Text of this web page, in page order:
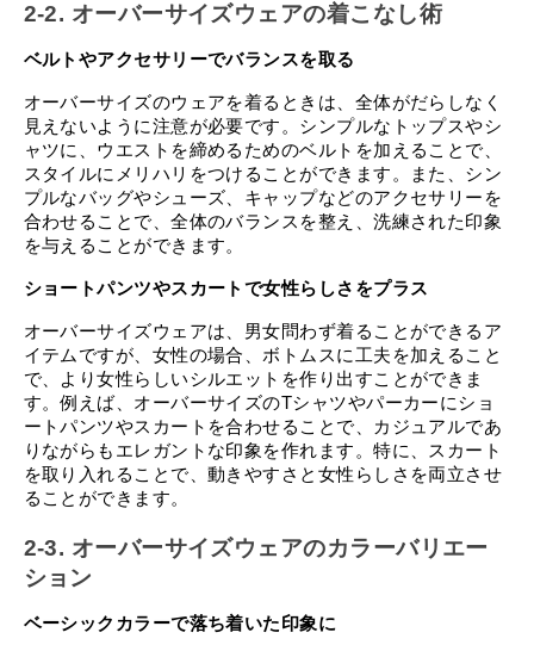
2-2. オーバーサイズウェアの着こなし術
ベルトやアクセサリーでバランスを取る
オーバーサイズのウェアを着るときは、全体がだらしなく
見えないように注意が必要です。シンプルなトップスやシ
ャツに、ウエストを締めるためのベルトを加えることで、
スタイルにメリハリをつけることができます。また、シン
プルなバッグやシューズ、キャップなどのアクセサリーを
合わせることで、全体のバランスを整え、洗練された印象
を与えることができます。
ショートパンツやスカートで女性らしさをプラス
オーバーサイズウェアは、男女問わず着ることができるア
イテムですが、女性の場合、ボトムスに工夫を加えること
で、より女性らしいシルエットを作り出すことができま
す。例えば、オーバーサイズのTシャツやパーカーにショ
ートパンツやスカートを合わせることで、カジュアルであ
りながらもエレガントな印象を作れます。特に、スカート
を取り入れることで、動きやすさと女性らしさを両立させ
ることができます。
2-3. オーバーサイズウェアのカラーバリエー
ション
ベーシックカラーで落ち着いた印象に